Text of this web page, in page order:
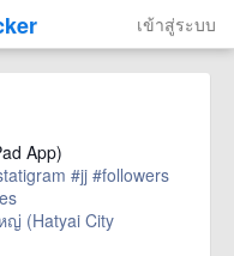
เข้าสู่ระบบ
App)
#jj #followers
สวนสาธารณะ
58287> more
(Hatyai City